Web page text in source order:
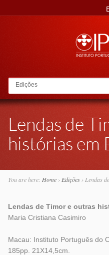
Go to:
Lendas de
histórias em
You are here: Home› Edições› Lendas
Lendas de Timor e outras
Maria Cristiana Casimiro
Macau: Instituto Português do
185pp. 21X14,5cm.